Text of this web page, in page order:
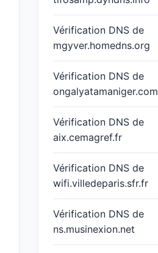
Vérification DNS de
mgyver.homedns.org
Vérification DNS de
ongalyatamaniger.com
Vérification DNS de
aix.cemagref.fr
Vérification DNS de
wifi.villedeparis.sfr.fr
Vérification DNS de
ns.musinexion.net